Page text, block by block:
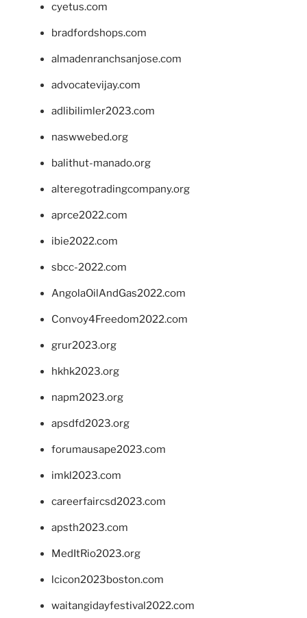
cyetus.com
bradfordshops.com
almadenranchsanjose.com
advocatevijay.com
adlibilimler2023.com
naswwebed.org
balithut-manado.org
alteregotradingcompany.org
aprce2022.com
ibie2022.com
sbcc-2022.com
AngolaOilAndGas2022.com
Convoy4Freedom2022.com
grur2023.org
hkhk2023.org
napm2023.org
apsdfd2023.org
forumausape2023.com
imkl2023.com
careerfaircsd2023.com
apsth2023.com
MedItRio2023.org
lcicon2023boston.com
waitangidayfestival2022.com